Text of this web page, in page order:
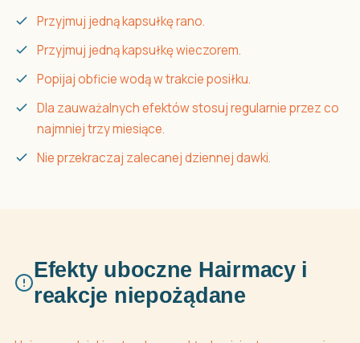
Przyjmuj jedną kapsułkę rano.
Przyjmuj jedną kapsułkę wieczorem.
Popijaj obficie wodą w trakcie posiłku.
Dla zauważalnych efektów stosuj regularnie przez co
najmniej trzy miesiące.
Nie przekraczaj zalecanej dziennej dawki.
Efekty uboczne Hairmacy i
reakcje niepożądane